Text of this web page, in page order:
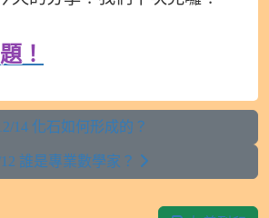
！
14 化石如何形成的？
12 誰是專業數學家？